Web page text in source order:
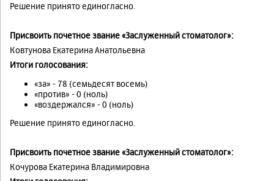
Решение принято единогласно.
Присвоить почетное звание «Заслуженный стоматолог»:
Ковтунова Екатерина Анатольевна
Итоги голосования:
«за» - 78 (семьдесят восемь)
«против» - 0 (ноль)
«воздержался» - 0 (ноль)
Решение принято единогласно.
Присвоить почетное звание «Заслуженный стоматолог»:
Кочурова Екатерина Владимировна